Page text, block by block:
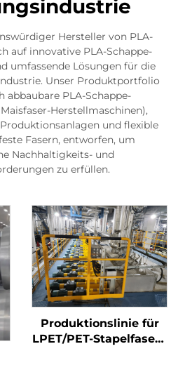
Hersteller von PLA-
auf innovative PLA-Schappe-
umfassende Lösungen für die
Unser Produktportfolio
abbaubare PLA-Schappe-
Herstellmaschinen),
und flexible
Fasern, entworfen, um
Nachhaltigkeits- und
zu erfüllen.
Produktionslinie für
LPET/PET-Stapelfasern